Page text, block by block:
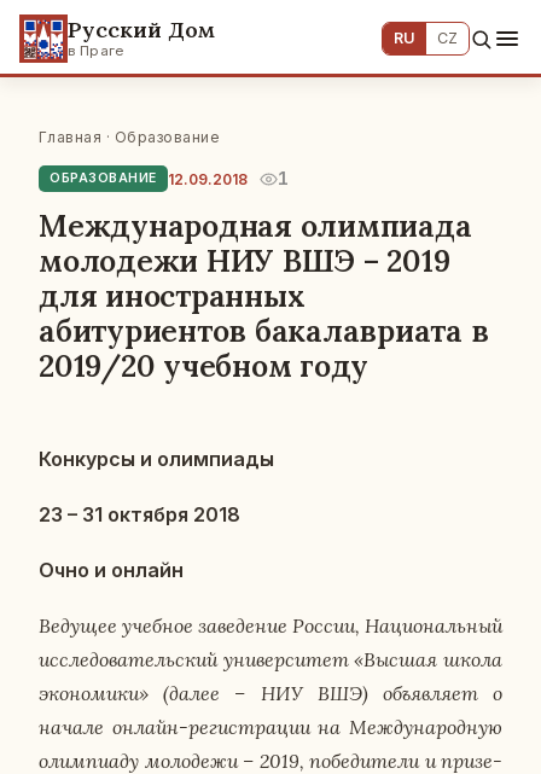
Русский Дом
в Праге
RU CZ
Главная · Образование
ОБРАЗОВАНИЕ 12.09.2018 1
Международная олимпиада
молодежи НИУ ВШЭ – 2019
для иностранных
абитуриентов бакалавриата в
2019/20 учебном году
Кон­кур­сы и олим­пи­а­ды
23 – 31 ок­тяб­ря 2018
Очно и онлайн
Ве­ду­щее учеб­ное за­ве­де­ние России, На­ци­о­наль­ный
ис­сле­до­ва­тель­ский уни­вер­си­тет «Высшая школа
эко­но­ми­ки» (далее – НИУ ВШЭ) объ­яв­ля­ет о
начале онлайн-ре­ги­стра­ции на Меж­ду­на­род­ную
олим­пи­а­ду мо­ло­де­жи – 2019, по­бе­ди­те­ли и при­зе­